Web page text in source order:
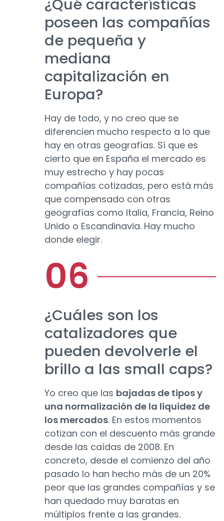
¿Qué características
poseen las compañías
de pequeña y
mediana
capitalización en
Europa?
Hay de todo, y no creo que se
diferencien mucho respecto a lo que
hay en otras geografías. Sí que es
cierto que en España el mercado es
muy estrecho y hay pocas
compañías cotizadas, pero está más
que compensado con otras
geografías como Italia, Francia, Reino
Unido o Escandinavia. Hay mucho
donde elegir.
¿Cuáles son los
catalizadores que
pueden devolverle el
brillo a las small caps?
Yo creo que las bajadas de tipos y
una normalización de la liquidez de
los mercados. En estos momentos
cotizan con el descuento más grande
desde las caídas de 2008. En
concreto, desde el comienzo del año
pasado lo han hecho más de un 20%
peor que las grandes compañías y se
han quedado muy baratas en
múltiplos frente a las grandes.